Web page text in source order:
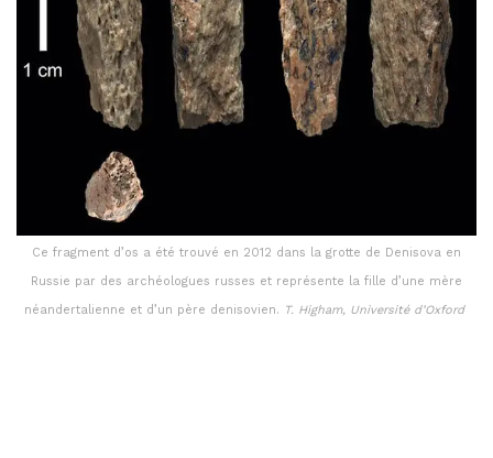
Ce fragment d’os a été trouvé en 2012 dans la grotte de Denisova en
Russie par des archéologues russes et représente la fille d’une mère
néandertalienne et d’un père denisovien. T. Higham, Université d’Oxford